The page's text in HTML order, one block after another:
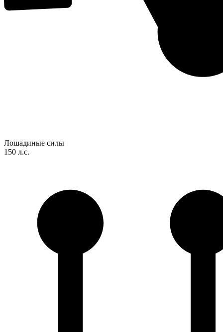
Лошадиные силы
150 л.с.